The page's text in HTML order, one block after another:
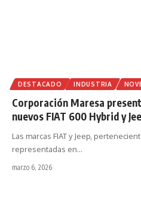
DESTACADO INDUSTRIA
Corporación Maresa
nuevos FIAT 600 Hybrid y
Las marcas FIAT y Jeep,
representadas en…
marzo 6, 2026